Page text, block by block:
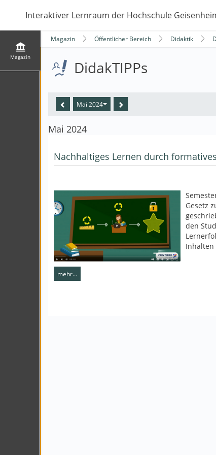
Interaktiver Lernraum der Hochschule
Magazin
Magazin Öffentlicher Bereich Didaktik
DidakTIPPs
Mai 2024
Mai 2024
Nachhaltiges Lernen durch
Gesetz
den
Inhalten
mehr…